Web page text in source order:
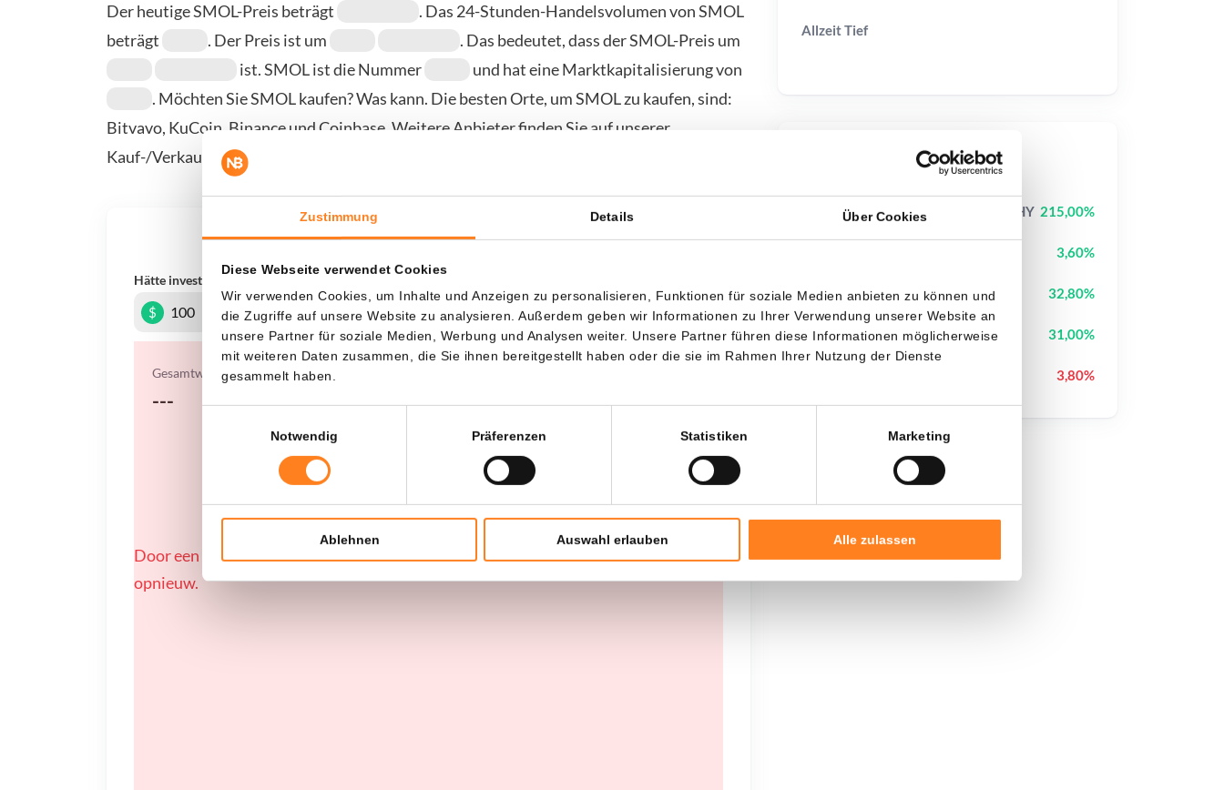
Zustimmung Details Über Cookies
Diese Webseite verwendet Cookies
Wir verwenden Cookies, um Inhalte und Anzeigen zu personalisieren, Funktionen für soziale Medien anbieten zu können und
die Zugriffe auf unsere Website zu analysieren. Außerdem geben wir Informationen zu Ihrer Verwendung unserer Website an
unsere Partner für soziale Medien, Werbung und Analysen weiter. Unsere Partner führen diese Informationen möglicherweise
mit weiteren Daten zusammen, die Sie ihnen bereitgestellt haben oder die sie im Rahmen Ihrer Nutzung der Dienste
gesammelt haben.
Notwendig
Präferenzen Statistiken Marketing
Ablehnen Auswahl erlauben Alle zulassen
Der heutige SMOL-Preis beträgt
. Das 24-Stunden-Handelsvolumen von SMOL
beträgt
. Der Preis ist um
. Das bedeutet, dass der SMOL-Preis um
ist. SMOL ist die Nummer
und hat eine Marktkapitalisierung von
. Möchten Sie SMOL kaufen? Was kann. Die besten Orte, um SMOL zu kaufen, sind:
Bitvavo, KuCoin, Binance und Coinbase. Weitere Anbieter finden Sie auf unserer
Kauf-/Verkaufsseite.
Was, wenn ich...?
Hätte investiert
$
Gesamtwert
---
Door een fout konden er geen gegevens worden opgehaald, probeer het later
opnieuw.
AllzeitTief
Jimothy The Raccoon JIMOTHY 215,00%
3,60%
StonkBroker STONKBROKER 32,80%
Pons PONS 31,00%
3,80%